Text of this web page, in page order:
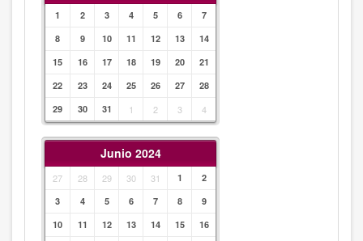
1 2 3 4 5 6
7
8
9 10 11 12 13
14
15
16 17 18 19 20
21
22
23 24 25 26 27
28
29
30 31 1 2 3 4
Junio 2024
27 28 29 30 31 1
2
3
4 5 6 7 8
9
10
11 12 13 14 15
16